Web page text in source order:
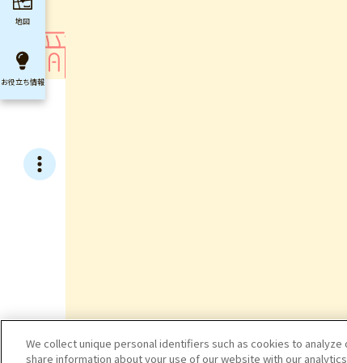
地図
お役立ち情報
We collect unique personal identifiers such as cookies to
share information about your use of our website with our